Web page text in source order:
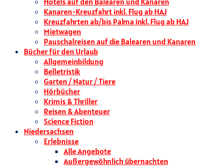
Kanaren-Kreuzfahrt inkl. Flug ab HAJ
Kreuzfahrten ab/bis Palma inkl. Flug ab HAJ
Mietwagen
Pauschalreisen auf die Balearen und Kanaren
Bücher für den Urlaub
Allgemeinbildung
Belletristik
Garten / Natur / Tiere
Hörbücher
Krimis & Thriller
Reisen & Abenteuer
Science Fiction
Niedersachsen
Erlebnisse
Alle Angebote
Außergewöhnlich übernachten